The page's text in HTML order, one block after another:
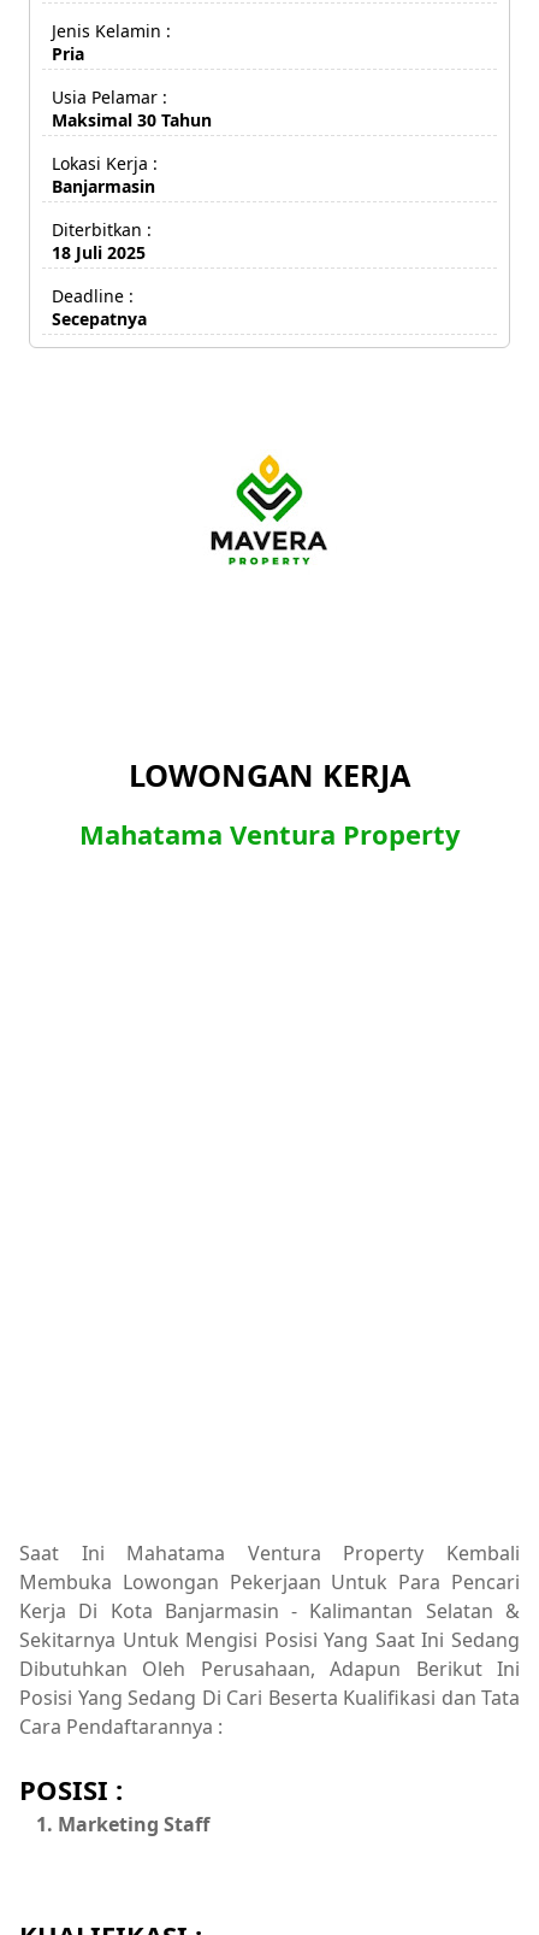
Jenis Kelamin :
Pria
Usia Pelamar :
Maksimal 30 Tahun
Lokasi Kerja :
Banjarmasin
Diterbitkan :
18 Juli 2025
Deadline :
Secepatnya
LOWONGAN KERJA
Mahatama Ventura Property
Saat Ini Mahatama Ventura Property Kembali
Membuka Lowongan Pekerjaan Untuk Para Pencari
Kerja Di Kota Banjarmasin - Kalimantan Selatan &
Sekitarnya Untuk Mengisi Posisi Yang Saat Ini Sedang
Dibutuhkan Oleh Perusahaan, Adapun Berikut Ini
Posisi Yang Sedang Di Cari Beserta Kualifikasi dan Tata
Cara Pendaftarannya :
POSISI :
Marketing Staff